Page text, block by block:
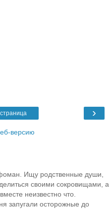
›
версию
Ищу родственные души,
своими сокровищами, а
неизвестно что.
запугали осторожные до